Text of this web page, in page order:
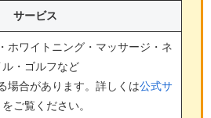
サービス
ホワイトニング・マッサージ・ネ
ル・ゴルフなど
場合があります。詳しくは公式サ
をご覧ください。